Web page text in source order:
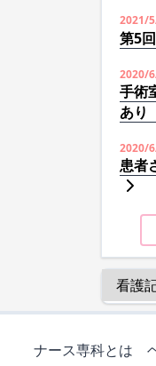
2021/
第5
2020/
手術
あり
2020/
患者
ナース専科とは